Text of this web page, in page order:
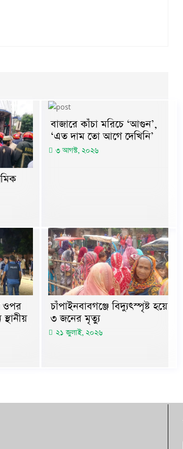
বাজারে কাঁচা মরিচে ‘আগুন’,
‘এত দাম তো আগে দেখিনি’
৩ আগস্ট, ২০২৬
ওপর
চাঁপাইনবাবগঞ্জে বিদ্যুৎস্পৃষ্ট হয়ে
৩ জনের মৃত্যু
২১ জুলাই, ২০২৬